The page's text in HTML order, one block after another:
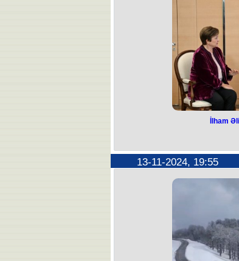
Azərbaycan
Beynəlxalq Valyuta
Prezident İlham Əliyev
Dövlətimizin başçısı
səviyyəsindən
iqtisadi və maliyyə
Beynəlxalq Valyuta
önəmini bildirən
sədrliyi dövründə inkişaf
İlham
13-11-2024, 19:55